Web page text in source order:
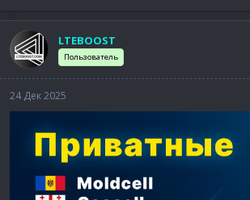
LTEBOOST
Пользователь
24 Дек 2025